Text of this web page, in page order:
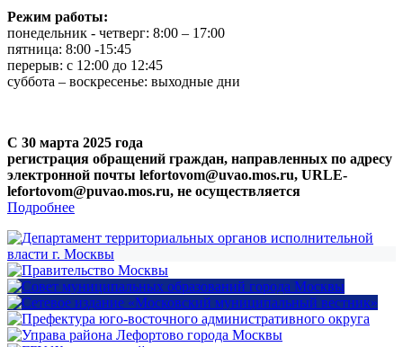
Режим работы:
понедельник - четверг: 8:00 – 17:00
пятница: 8:00 -15:45
перерыв: с 12:00 до 12:45
суббота – воскресенье: выходные дни
С 30 марта 2025 года
регистрация обращений граждан, направленных по адресу
электронной почты lefortovom@uvao.mos.ru, URLE-
lefortovom@puvao.mos.ru, не осуществляется
Подробнее